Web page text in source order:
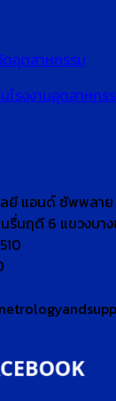
ดอุตสาหกรรม
รงงานอุตสาหกร
ลยี แอนด์ ซัพพลา
รื่นฤดี 6 แขวงบา